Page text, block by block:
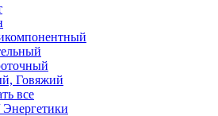
Говяжий
все